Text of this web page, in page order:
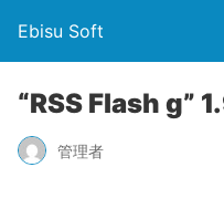
Ebisu Soft
“RSS Flash g”
管理者